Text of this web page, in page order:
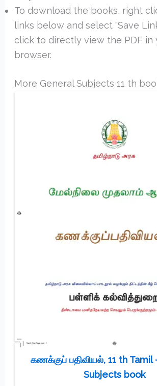
To download the books, right
links below and select “Save
click to directly view the PDF in
browser.
More General Subjects 11 th
கணக்குப் பதிவியல், 11 th Tamil
Subjects book